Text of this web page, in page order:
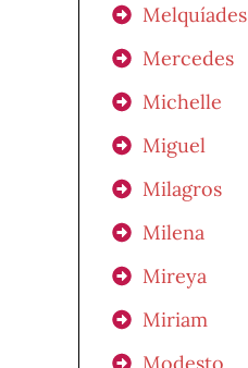
Melquíades
Mercedes
Michelle
Miguel
Milagros
Milena
Mireya
Miriam
Modesto